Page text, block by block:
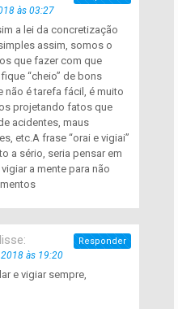
às 03:27
a lei da concretização
assim, somos o
que fazer com que
“cheio” de bons
não é tarefa fácil, é muito
projetando fatos que
acidentes, maus
etc.A frase “orai e vigiai”
a sério, seria pensar em
a mente para não
às 19:20
e vigiar sempre,
Responder